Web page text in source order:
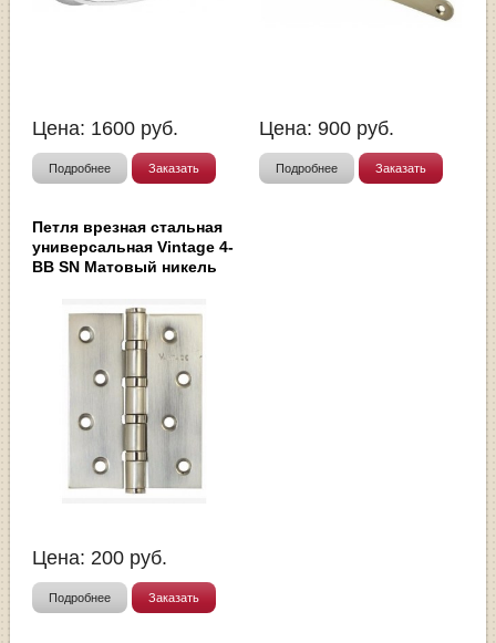
Цена: 1600 руб.
Подробнее Заказать
Цена: 900 руб.
Подробнее Заказать
Петля врезная стальная
универсальная Vintage 4-
BB SN Матовый никель
Цена: 200 руб.
Подробнее Заказать